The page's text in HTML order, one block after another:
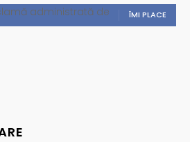
ÎMI PLACE
administrată de